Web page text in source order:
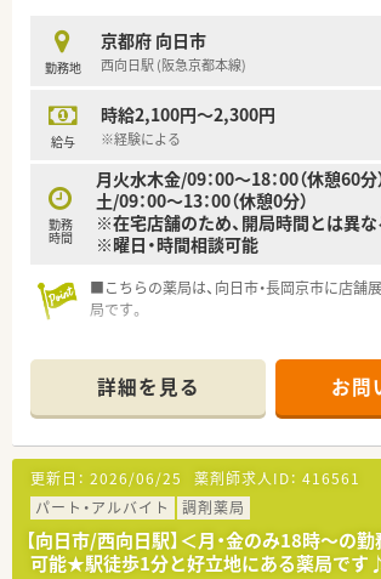
■京都中小企業振興センター（KPC）に加入
や提携施設の利用斡旋など手厚い福利厚生が
■2025年3月からは全店で新しい電子薬歴シ
【こんな方が活躍中】
しており、非常に活気のある職場です
■正社員の男性比率が非常に高く、男性薬剤
が整っており、情報交換も活発です ■現代表
局へ転身した経歴があり、病院での勤務経験
勤務地
京都府 向日市
西向日駅 (阪急京都本線)
給与
時給2,100円～2,300円
※経験による
勤務
時間
月火水木金/09：00～18：00（休憩60分
土/09：00～13：00（休憩0分）
※在宅店舗のため、開局時間とは異
※曜日・時間相談可能
■こちらの薬局は、向日市・長岡京市に店舗
局です。
詳細を見る お問
更新日： 2026/06/25 薬剤師求人ID： 416561
パート・アルバイト
調剤薬局
【向日市/西向日駅】＜月・金のみ18時～の
可能★駅徒歩1分と好立地にある薬局です